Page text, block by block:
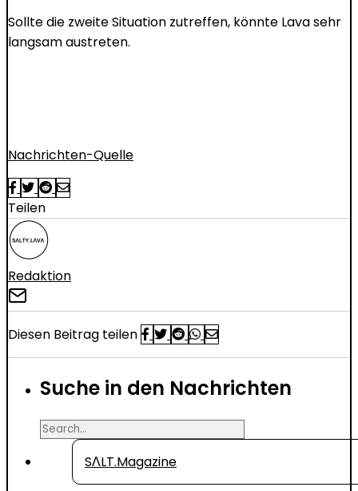
Sollte die zweite Situation zutreffen, könnte Lava sehr
langsam austreten.
Nachrichten-Quelle
Teilen
Redaktion
Diesen Beitrag teilen
Suche in den Nachrichten
Search
SΛLT.Magazine